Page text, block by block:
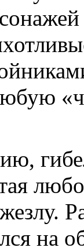
на